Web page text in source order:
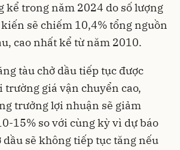
kể trong năm 2024 do số lượng
sẽ chiếm 10,4% tổng nguồn
cao nhất kể từ năm 2010.
tàu chở dầu tiếp tục được
trường giá vận chuyển cao,
trưởng lợi nhuận sẽ giảm
15% so với cùng kỳ vì dự báo
dầu sẽ không tiếp tục tăng nếu